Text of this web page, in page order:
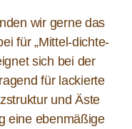
wir gerne das
für „Mittel-dichte-
sich bei der
für lackierte
und Äste
eine ebenmäßige